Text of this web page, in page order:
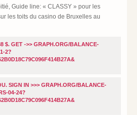
Guide line: « CLASSY » pour les
les toits du casino de Bruxelles au
$. GET ->> GRAPH.ORG/BALANCE-
2?
SIGN IN >>> GRAPH.ORG/BALANCE-
04-24?